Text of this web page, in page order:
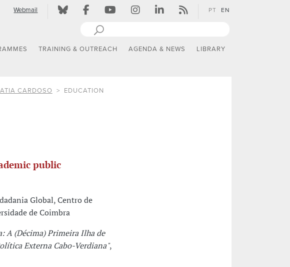
Webmail PT EN
TRAINING & OUTREACH AGENDA & NEWS LIBRARY
CARDOSO EDUCATION
public
Global, Centro de
de Coimbra
A (Décima) Primeira Ilha de
Externa Cabo-Verdiana",